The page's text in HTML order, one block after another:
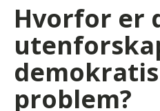
Hvorfor er
problem?